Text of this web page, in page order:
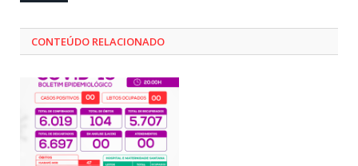
CONTEÚDO RELACIONADO